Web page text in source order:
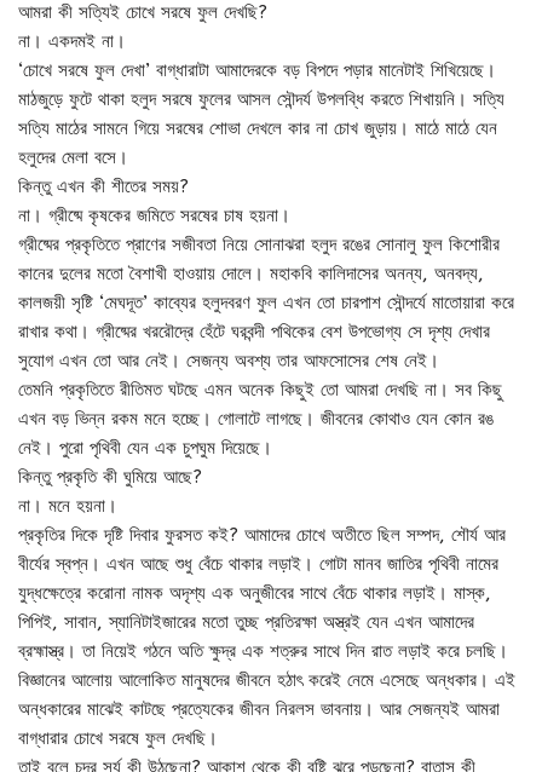
আমরা কী সত্যিই চোখে সরষে ফুল দেখছি?
না। একদমই না।
‘চোখে সরষে ফুল দেখা’ বাগ্ধারাটা আমাদেরকে বড় বিপদে পড়ার মানেটাই শিখিয়েছে।
মাঠজুড়ে ফুটে থাকা হলুদ সরষে ফুলের আসল সৌন্দর্য উপলব্ধি করতে শিখায়নি। সত্যি
সত্যি মাঠের সামনে গিয়ে সরষের শোভা দেখলে কার না চোখ জুড়ায়। মাঠে মাঠে যেন
হলুদের মেলা বসে।
কিন্তু এখন কী শীতের সময়?
না। গ্রীষ্মে কৃষকের জমিতে সরষের চাষ হয়না।
গ্রীষ্মের প্রকৃতিতে প্রাণের সজীবতা নিয়ে সোনাঝরা হলুদ রঙের সোনালু ফুল কিশোরীর
কানের দুলের মতো বৈশাখী হাওয়ায় দোলে। মহাকবি কালিদাসের অনন্য, অনবদ্য,
কালজয়ী সৃষ্টি ‘মেঘদূত’ কাব্যের হলুদবরণ ফুল এখন তো চারপাশ সৌন্দর্যে মাতোয়ারা করে
রাখার কথা। গ্রীষ্মের খররৌদ্রে হেঁটে ঘরবন্দী পথিকের বেশ উপভোগ্য সে দৃশ্য দেখার
সুযোগ এখন তো আর নেই। সেজন্য অবশ্য তার আফসোসের শেষ নেই।
তেমনি প্রকৃতিতে রীতিমত ঘটছে এমন অনেক কিছুই তো আমরা দেখছি না। সব কিছু
এখন বড় ভিন্ন রকম মনে হচ্ছে। গোলাটে লাগছে। জীবনের কোথাও যেন কোন রঙ
নেই। পুরো পৃথিবী যেন এক চুপঘুম দিয়েছে।
কিন্তু প্রকৃতি কী ঘুমিয়ে আছে?
না। মনে হয়না।
প্রকৃতির দিকে দৃষ্টি দিবার ফুরসত কই? আমাদের চোখে অতীতে ছিল সম্পদ, শৌর্য আর
বীর্যের স্বপ্ন। এখন আছে শুধু বেঁচে থাকার লড়াই। গোটা মানব জাতির পৃথিবী নামের
যুদ্ধক্ষেত্রে করোনা নামক অদৃশ্য এক অনুজীবের সাথে বেঁচে থাকার লড়াই। মাস্ক,
পিপিই, সাবান, স্যানিটাইজারের মতো তুচ্ছ প্রতিরক্ষা অস্ত্রই যেন এখন আমাদের
ব্রহ্মাস্ত্র। তা নিয়েই গঠনে অতি ক্ষুদ্র এক শত্রুর সাথে দিন রাত লড়াই করে চলছি।
বিজ্ঞানের আলোয় আলোকিত মানুষদের জীবনে হঠাৎ করেই নেমে এসেছে অন্ধকার। এই
অন্ধকারের মাঝেই কাটছে প্রত্যেকের জীবন নিরলস ভাবনায়। আর সেজন্যই আমরা
বাগ্ধারার চোখে সরষে ফুল দেখছি।
তাই বলে চন্দ্র সূর্য কী উঠছেনা? আকাশ থেকে কী বৃষ্টি ঝরে পড়ছেনা? বাতাস কী